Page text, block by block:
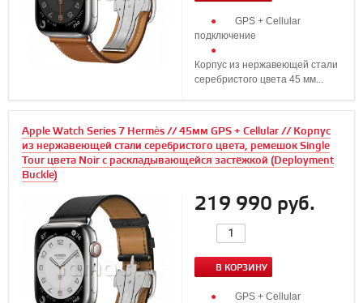
GPS + Cellular
подключение
Корпус из нержавеющей стали
серебристого цвета 45 мм...
Apple Watch Series 7 Hermès // 45мм GPS + Cellular // Корпус
из нержавеющей стали серебристого цвета, ремешок Single
Tour цвета Noir с раскладывающейся застёжкой (Deployment
Buckle)
219 990 руб.
В КОРЗИНУ
GPS + Cellular